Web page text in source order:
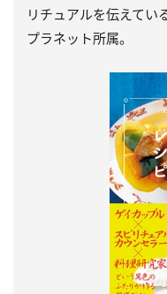
リチュアルを伝えてい
プラネット所属。